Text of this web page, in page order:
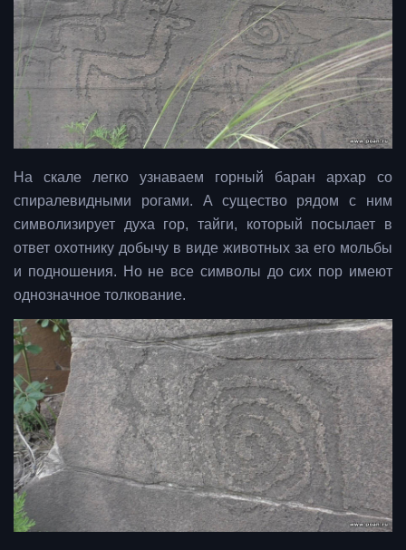
На скале легко узнаваем горный баран архар со
спиралевидными рогами. А существо рядом с ним
символизирует духа гор, тайги, который посылает в
ответ охотнику добычу в виде животных за его мольбы
и подношения. Но не все символы до сих пор имеют
однозначное толкование.